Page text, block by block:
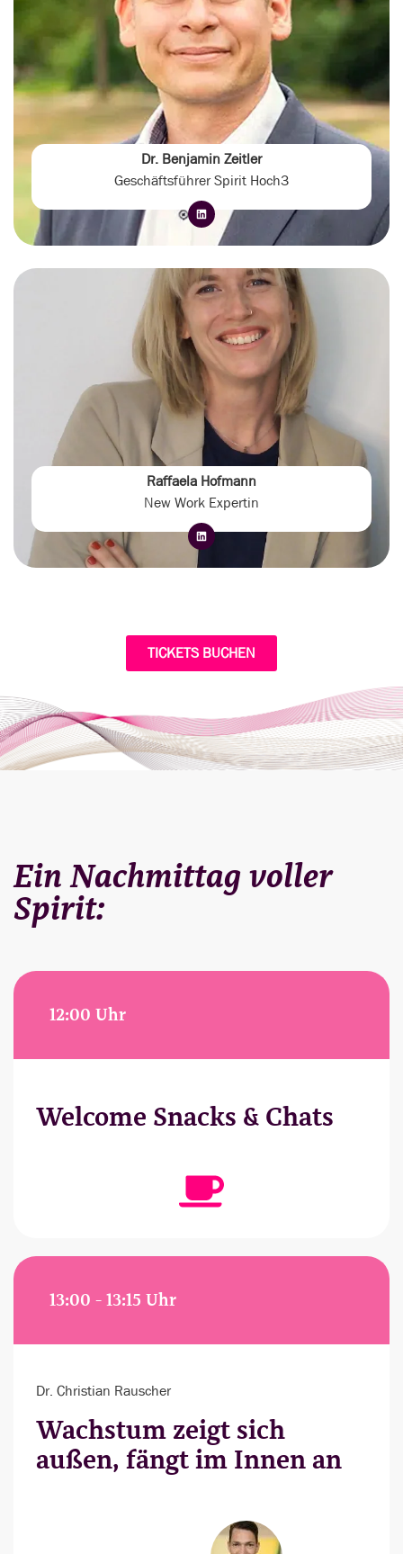
Dr. Benjamin Zeitler
Geschäftsführer Spirit Hoch3
Raffaela Hofmann
New Work Expertin
TICKETS BUCHEN
Ein Nachmittag voller
Spirit:
12:00 Uhr
Welcome Snacks & Chats
13:00 - 13:15 Uhr
Dr. Christian Rauscher
Wachstum zeigt sich
außen, fängt im Innen an